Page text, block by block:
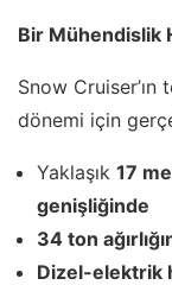
Bir Mühendislik
Snow Cruiser’ın
dönemi için
Yaklaşık 17
genişliğinde
34 ton
Dizel-elektrik